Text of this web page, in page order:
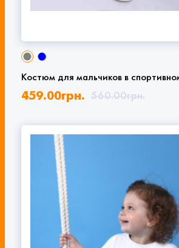
Костюм для мальчиков в
560.00грн.
459.00грн.